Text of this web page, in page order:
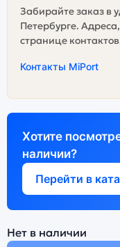
Забирайте заказ в
Петербурге.
странице
Контакты MiPort
Хотите
наличии?
Перейти в
Нет в наличии